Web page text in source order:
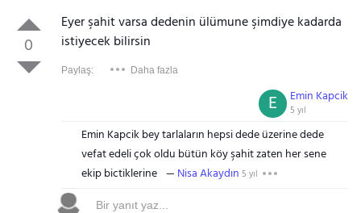
0
Eyer şahit varsa dedenin ülümune şimdiye kadarda
istiyecek bilirsin
Paylaş: Daha fazla
Emin Kapcik
5 yıl
E
Emin Kapcik bey tarlaların hepsi dede üzerine dede
vefat edeli çok oldu bütün köy şahit zaten her sene
ekip bictiklerine
Nisa Akaydın 5 yıl